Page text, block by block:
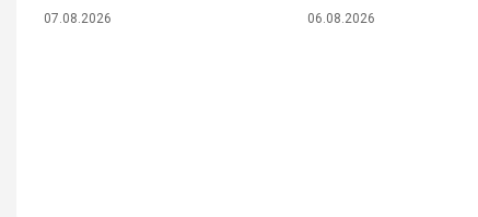
07.08.2026 06.08.2026